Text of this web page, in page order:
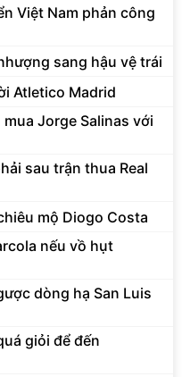
Việt Nam phản công
sang hậu vệ trái
Atletico Madrid
Jorge Salinas với
sau trận thua Real
mộ Diogo Costa
nếu vồ hụt
dòng hạ San Luis
giỏi để đến